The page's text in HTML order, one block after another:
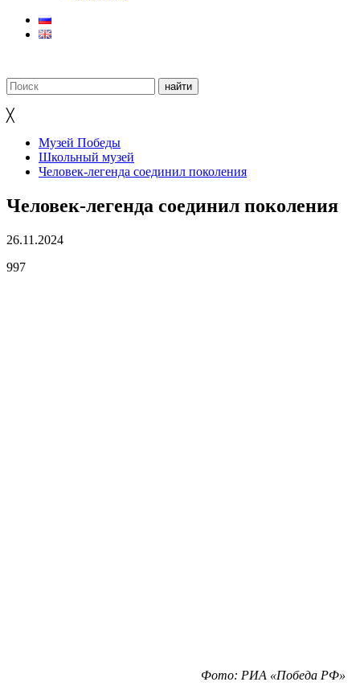
╳
Музей Победы
Школьный музей
Человек-легенда соединил поколения
Человек-легенда соединил поколения
26.11.2024
997
Фото: РИА «Победа РФ»